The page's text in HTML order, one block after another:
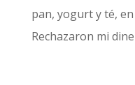
pan, yogurt y té,
Rechazaron mi